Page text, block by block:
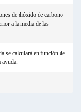
de dióxido de carbono
a la media de las
se calculará en función de
ayuda.